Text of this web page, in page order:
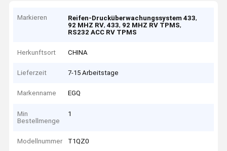
Markieren Reifen-Drucküberwachungssystem 433,
92 MHZ RV,433, 92 MHZ RV TPMS,
RS232 ACC RV TPMS
Herkunftsort CHINA
Lieferzeit 7-15 Arbeitstage
Markenname EGQ
Min
Bestellmenge
1
Modellnummer T1QZ0